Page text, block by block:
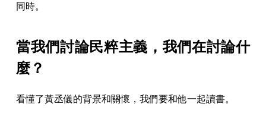
同時。
當我們討論民粹主義，我們在討論什
麼？
看懂了黃丞儀的背景和關懷，我們要和他一起讀書。